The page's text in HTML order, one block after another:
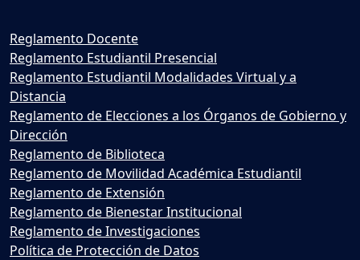
Reglamento Docente
Reglamento Estudiantil Presencial
Reglamento Estudiantil Modalidades Virtual y a
Distancia
Reglamento de Elecciones a los Órganos de Gobierno y
Dirección
Reglamento de Biblioteca
Reglamento de Movilidad Académica Estudiantil
Reglamento de Extensión
Reglamento de Bienestar Institucional
Reglamento de Investigaciones
Política de Protección de Datos